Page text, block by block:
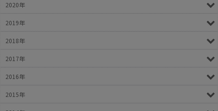
2020年
2019年
2018年
2017年
2016年
2015年